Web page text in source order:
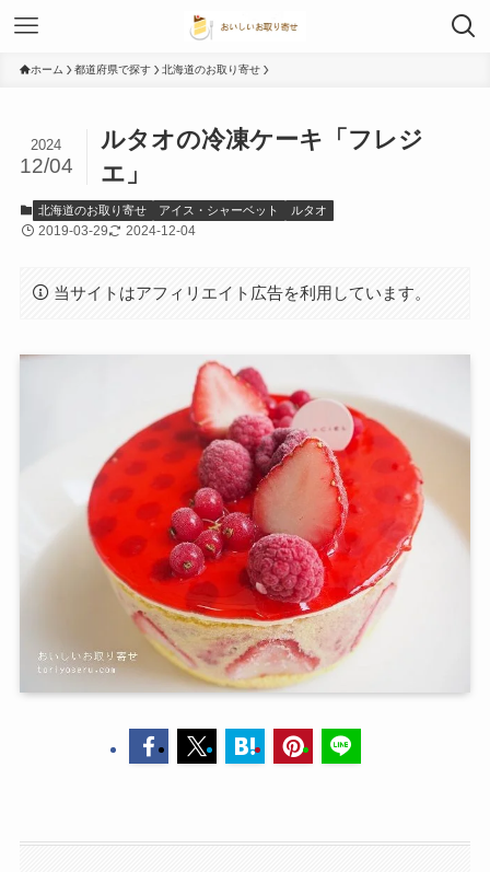
ホーム 都道府県で探す 北海道のお取り寄せ
ルタオの冷凍ケーキ「フレジ
エ」
2024
12/04
北海道のお取り寄せ アイス・シャーベット ルタオ
2019-03-29 2024-12-04
当サイトはアフィリエイト広告を利用しています。